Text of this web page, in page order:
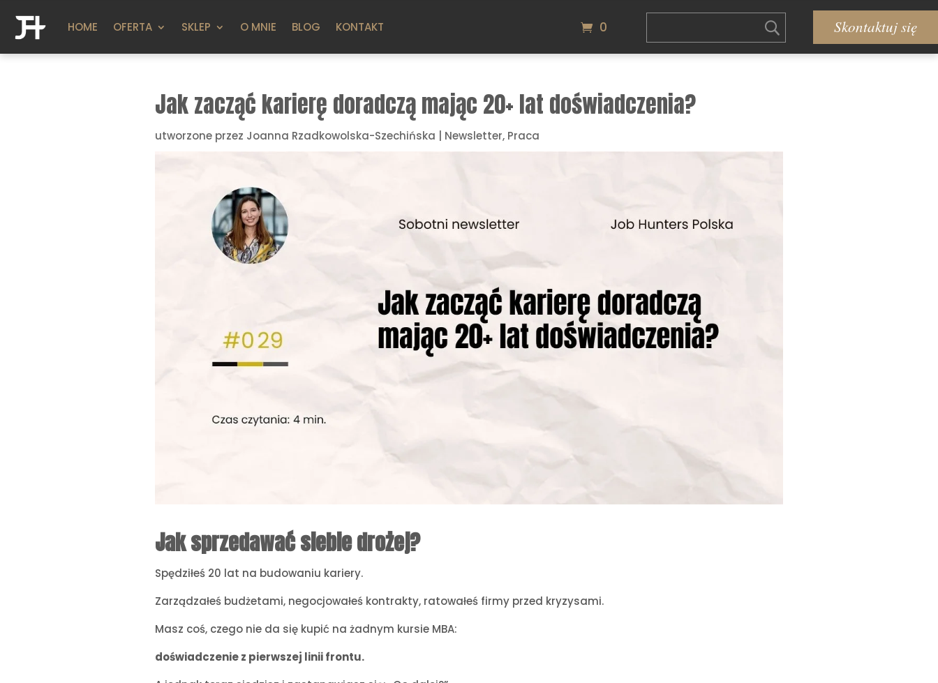
HOME OFERTA SKLEP O MNIE BLOG KONTAKT 0 Skontaktuj się
Jak zacząć karierę doradczą mając 20+ lat doświadczenia?
utworzone przez Joanna Rzadkowolska-Szechińska Newsletter, Praca
Jak sprzedawać siebie drożej?
Spędziłeś 20 lat na budowaniu kariery.
Zarządzałeś budżetami, negocjowałeś kontrakty, ratowałeś firmy przed kryzysami.
Masz coś, czego nie da się kupić na żadnym kursie MBA:
doświadczenie z pierwszej linii frontu.